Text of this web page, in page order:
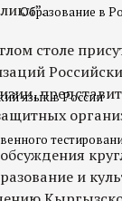
Образование в
язык в России
столе
и